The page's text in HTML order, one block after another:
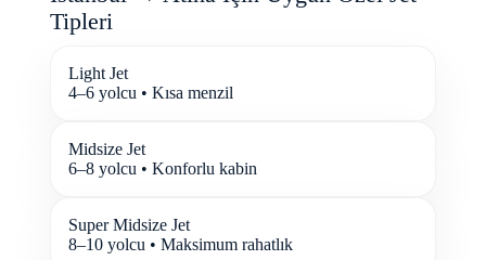
Tipleri
Light Jet
4–6 yolcu • Kısa menzil
Midsize Jet
6–8 yolcu • Konforlu kabin
Super Midsize Jet
8–10 yolcu • Maksimum rahatlık